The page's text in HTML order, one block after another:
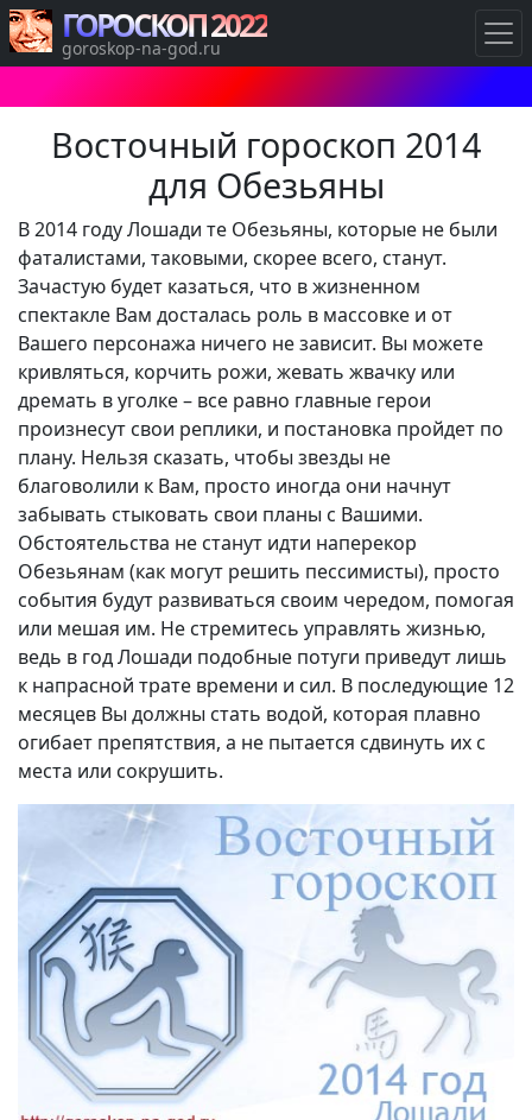
Восточный гороскоп 2014
для Обезьяны
В 2014 году Лошади те Обезьяны, которые не были
фаталистами, таковыми, скорее всего, станут.
Зачастую будет казаться, что в жизненном
спектакле Вам досталась роль в массовке и от
Вашего персонажа ничего не зависит. Вы можете
кривляться, корчить рожи, жевать жвачку или
дремать в уголке – все равно главные герои
произнесут свои реплики, и постановка пройдет по
плану. Нельзя сказать, чтобы звезды не
благоволили к Вам, просто иногда они начнут
забывать стыковать свои планы с Вашими.
Обстоятельства не станут идти наперекор
Обезьянам (как могут решить пессимисты), просто
события будут развиваться своим чередом, помогая
или мешая им. Не стремитесь управлять жизнью,
ведь в год Лошади подобные потуги приведут лишь
к напрасной трате времени и сил. В последующие 12
месяцев Вы должны стать водой, которая плавно
огибает препятствия, а не пытается сдвинуть их с
места или сокрушить.
ГОРОСКОП 2022
goroskop-na-god.ru